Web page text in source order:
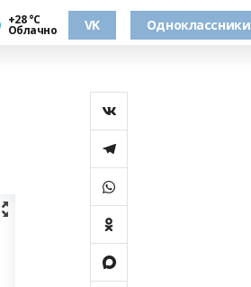
+28 °С
Облачно VK Одноклассники